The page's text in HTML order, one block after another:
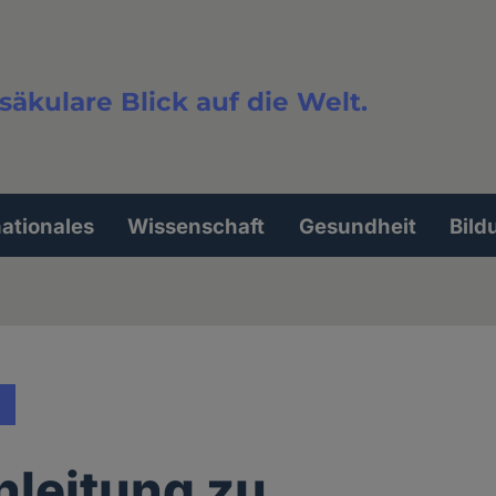
Blick auf die Welt.
Wissenschaft Gesundheit